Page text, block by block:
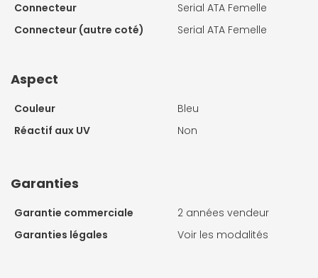
Connecteur
Serial ATA Femelle
Connecteur (autre coté)
Serial ATA Femelle
Aspect
Couleur
Bleu
Réactif aux UV
Non
Garanties
Garantie commerciale
2 années vendeur
Garanties légales
Voir les modalités